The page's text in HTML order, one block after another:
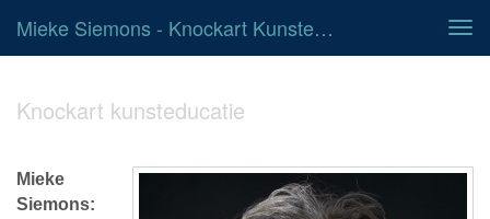
Mieke Siemons - Knockart Kunsteducatie
Knockart kunsteducatie
Mieke
Siemons: